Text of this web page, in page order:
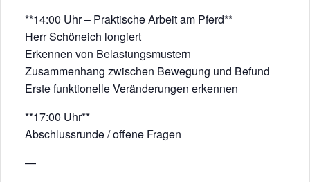
**14:00 Uhr – Praktische Arbeit am Pferd**
Herr Schöneich longiert
Erkennen von Belastungsmustern
Zusammenhang zwischen Bewegung und Befund
Erste funktionelle Veränderungen erkennen
**17:00 Uhr**
Abschlussrunde / offene Fragen
—